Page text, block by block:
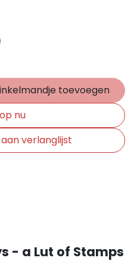
toevoegen
nu
verlanglijst
- a Lut of Stamps